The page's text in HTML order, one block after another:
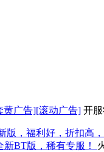
黄广告][滚动广告] 开
版，福利好，折扣高
新BT版，稀有专服！